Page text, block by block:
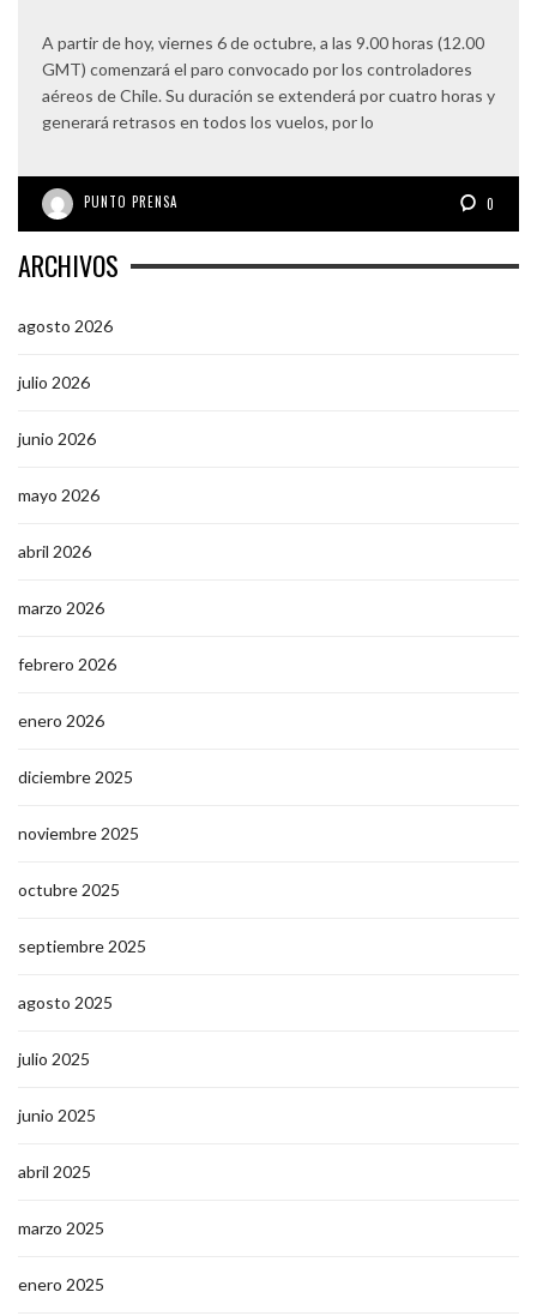
A partir de hoy, viernes 6 de octubre, a las 9.00 horas (12.00
GMT) comenzará el paro convocado por los controladores
aéreos de Chile. Su duración se extenderá por cuatro horas y
generará retrasos en todos los vuelos, por lo
PUNTO PRENSA 0
ARCHIVOS
agosto 2026
julio 2026
junio 2026
mayo 2026
abril 2026
marzo 2026
febrero 2026
enero 2026
diciembre 2025
noviembre 2025
octubre 2025
septiembre 2025
agosto 2025
julio 2025
junio 2025
abril 2025
marzo 2025
enero 2025